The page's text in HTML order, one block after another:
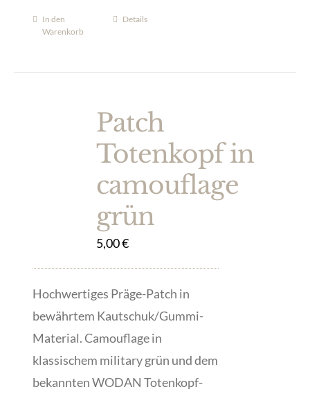
In den
Warenkorb
Details
Patch
Totenkopf in
camouflage
grün
5,00€
Hochwertiges Präge-Patch in
bewährtem Kautschuk/Gummi-
Material. Camouflage in
klassischem military grün und dem
bekannten WODAN Totenkopf-